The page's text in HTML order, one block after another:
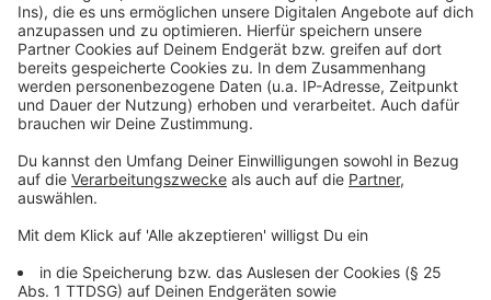
gehört auch, dass gefährliches Abbiegen durch
Ampelschaltung und KI reduziert werden soll.
Anzeige
Weitere Infos und Links zum Thema:
Anzeige
Meldung der Rheinbahn zu den neuen roten Bahnen